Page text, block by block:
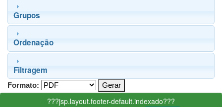
Grupos
Ordenação
Filtragem
Formato:
???jsp.layout.footer-default.indexado???